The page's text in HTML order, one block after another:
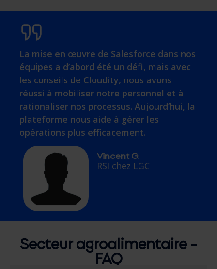
La mise en œuvre de Salesforce dans nos
équipes a d’abord été un défi, mais avec
les conseils de Cloudity, nous avons
réussi à mobiliser notre personnel et à
rationaliser nos processus. Aujourd’hui, la
plateforme nous aide à gérer les
opérations plus efficacement.
Vincent G.
RSI chez LGC
Secteur agroalimentaire -
FAQ